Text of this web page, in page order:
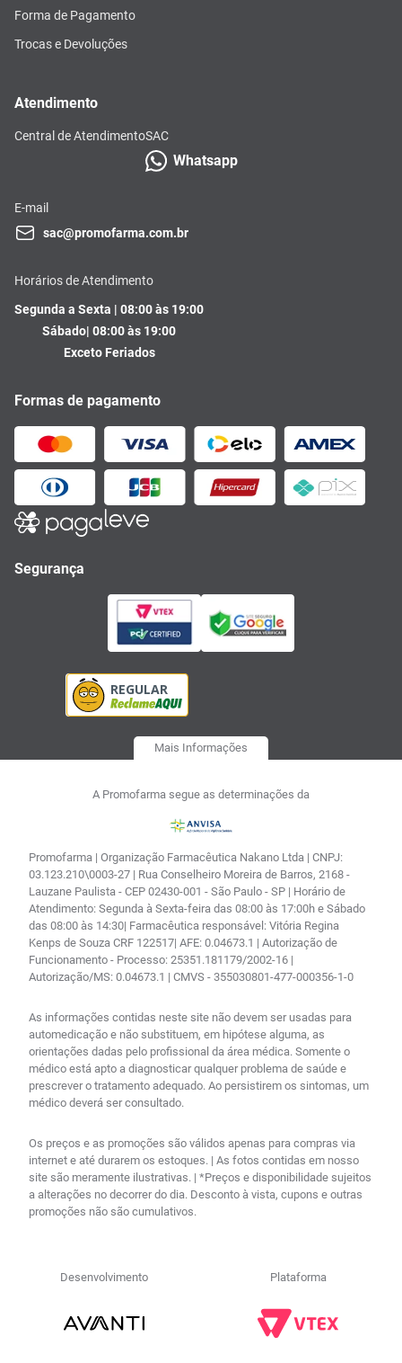
Forma de Pagamento
Trocas e Devoluções
Atendimento
Central de AtendimentoSAC
Whatsapp
E-mail
sac@promofarma.com.br
Horários de Atendimento
Segunda a Sexta | 08:00 às 19:00
Sábado| 08:00 às 19:00
Exceto Feriados
Formas de pagamento
Segurança
Mais Informações
A Promofarma segue as determinações da
Promofarma | Organização Farmacêutica Nakano Ltda | CNPJ:
03.123.210\0003-27 | Rua Conselheiro Moreira de Barros, 2168 -
Lauzane Paulista - CEP 02430-001 - São Paulo - SP | Horário de
Atendimento: Segunda à Sexta-feira das 08:00 às 17:00h e Sábado
das 08:00 às 14:30| Farmacêutica responsável: Vitória Regina
Kenps de Souza CRF 122517| AFE: 0.04673.1 | Autorização de
Funcionamento - Processo: 25351.181179/2002-16 |
Autorização/MS: 0.04673.1 | CMVS - 355030801-477-000356-1-0
As informações contidas neste site não devem ser usadas para
automedicação e não substituem, em hipótese alguma, as
orientações dadas pelo profissional da área médica. Somente o
médico está apto a diagnosticar qualquer problema de saúde e
prescrever o tratamento adequado. Ao persistirem os sintomas, um
médico deverá ser consultado.
Os preços e as promoções são válidos apenas para compras via
internet e até durarem os estoques. | As fotos contidas em nosso
site são meramente ilustrativas. | *Preços e disponibilidade sujeitos
a alterações no decorrer do dia. Desconto à vista, cupons e outras
promoções não são cumulativos.
Desenvolvimento Plataforma